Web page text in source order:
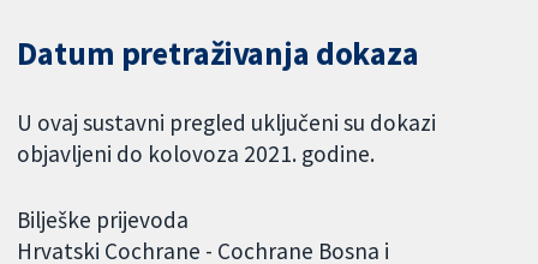
Datum pretraživanja dokaza
U ovaj sustavni pregled uključeni su dokazi
objavljeni do kolovoza 2021. godine.
Bilješke prijevoda
Hrvatski Cochrane - Cochrane Bosna i